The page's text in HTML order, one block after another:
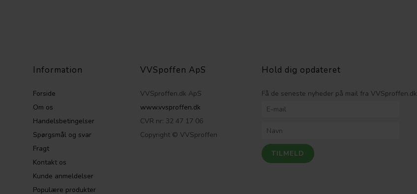
Information
Forside
Om os
Handelsbetingelser
Spørgsmål og svar
Fragt
Kontakt os
Kunde anmeldelser
Populære produkter
VVSpoffen ApS
VVSproffen.dk ApS
www.vvsproffen.dk
CVR nr: 32 47 17 06
Copyright © VVSproffen
Hold dig opdateret
Få de seneste nyheder på mail fra VVSproffen.dk